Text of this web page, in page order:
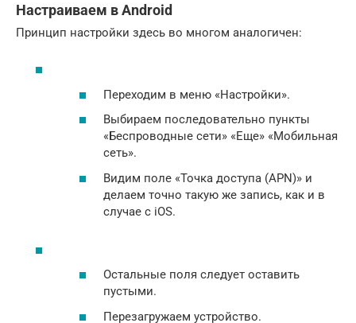
Настраиваем в Android
Принцип настройки здесь во многом аналогичен:
Переходим в меню «Настройки».
Выбираем последовательно пункты
«Беспроводные сети» «Еще» «Мобильная
сеть».
Видим поле «Точка доступа (APN)» и
делаем точно такую же запись, как и в
случае с iOS.
Остальные поля следует оставить
пустыми.
Перезагружаем устройство.